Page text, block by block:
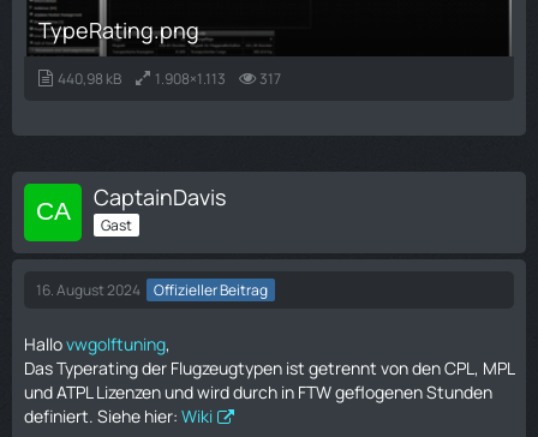
TypeRating.png
440,98 kB 1.908×1.113 317
CaptainDavis
Gast
16. August 2024 Offizieller Beitrag
Hallovwgolftuning,
Das Typerating der Flugzeugtypen ist getrennt von den CPL, MPL
und ATPL Lizenzen und wird durch in FTW geflogenen Stunden
definiert. Siehe hier: Wiki